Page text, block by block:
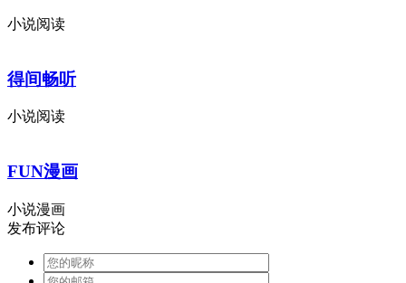
小说阅读
得间畅听
小说阅读
FUN漫画
小说漫画
发布评论